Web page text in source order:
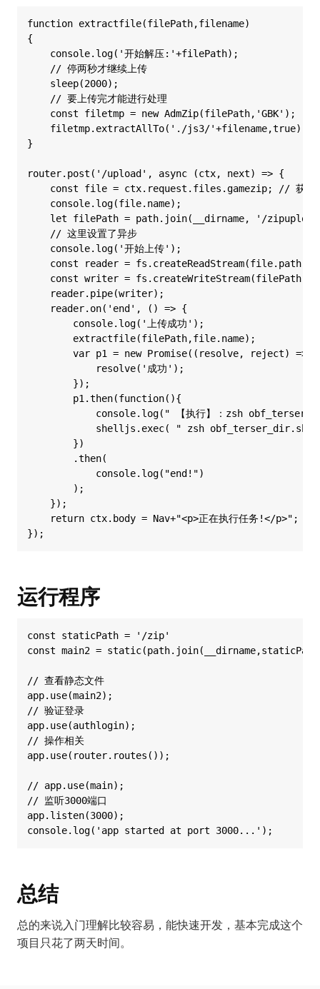
function extractfile(filePath,filename)
{
    console.log('开始解压:'+filePath);
    // 停两秒才继续上传
    sleep(2000);
    // 要上传完才能进行处理
    const filetmp = new AdmZip(filePath,'GBK');
filetmp.extractAllTo('./js3/'+filename,true);
}
router.post('/upload', async (ctx, next) => {
const file = ctx.request.files.gamezip; // 获取
    console.log(file.name);
let filePath = path.join(__dirname, '/
    // 这里设置了异步
    console.log('开始上传');
    const reader = fs.createReadStream(file.path);
    const writer = fs.createWriteStream(filePath);
    reader.pipe(writer);
    reader.on('end', () => {
        console.log('上传成功');
        extractfile(filePath,file.name);
        var p1 = new Promise((resolve, reject) => {
            resolve('成功');
        });
        p1.then(function(){
console.log(" 【执行】：zsh
shelljs.exec( " zsh obf_terser_dir.sh
        })
        .then(
            console.log("end!")
        );
    });
    return ctx.body = Nav+"<p>正在执行任务!</p>";
运行程序
const staticPath = '/zip'
const main2 =
// 查看静态文件
app.use(main2);
// 验证登录
app.use(authlogin);
// 操作相关
app.use(router.routes());
// app.use(main);
// 监听3000端口
app.listen(3000);
总结
总的来说入门理解比较容易，能快速开发，基本完成这个
项目只花了两天时间。